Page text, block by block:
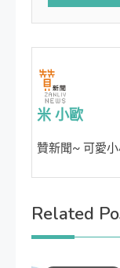
米 小歐
贊新聞~ 可愛
Related